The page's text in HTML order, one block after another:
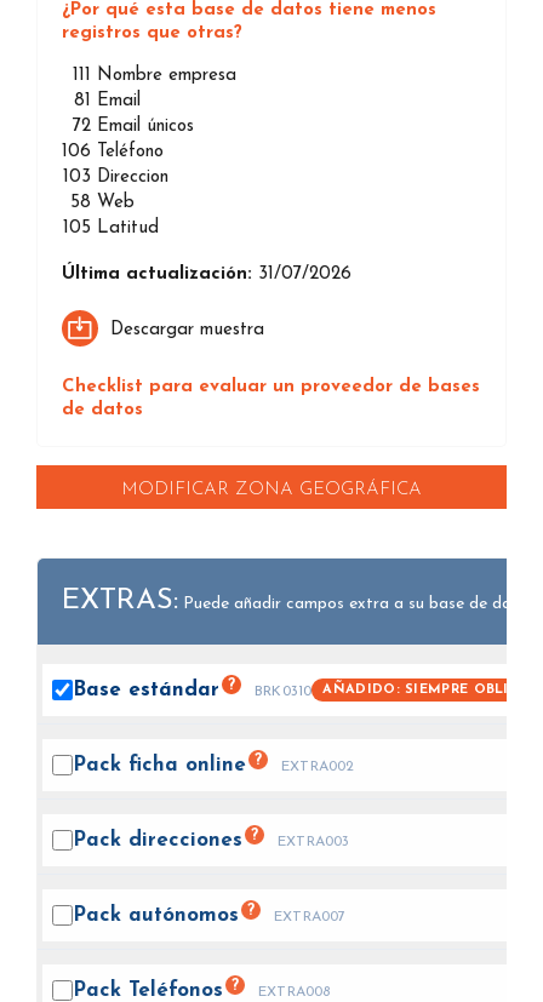
¿Por qué esta base de datos tiene menos
registros que otras?
111 Nombre empresa
81 Email
72 Email únicos
106 Teléfono
103 Direccion
58 Web
105 Latitud
Última actualización: 31/07/2026
Descargar muestra
Checklist para evaluar un proveedor de bases
de datos
MODIFICAR ZONA GEOGRÁFICA
EXTRAS: Puede añadir campos extra a su base de datos.
Base estándar ? BRK0310 AÑADIDO: SIEMPRE
Pack ficha online ? EXTRA002
Pack direcciones ? EXTRA003
Pack autónomos ? EXTRA007
Pack Teléfonos ? EXTRA008